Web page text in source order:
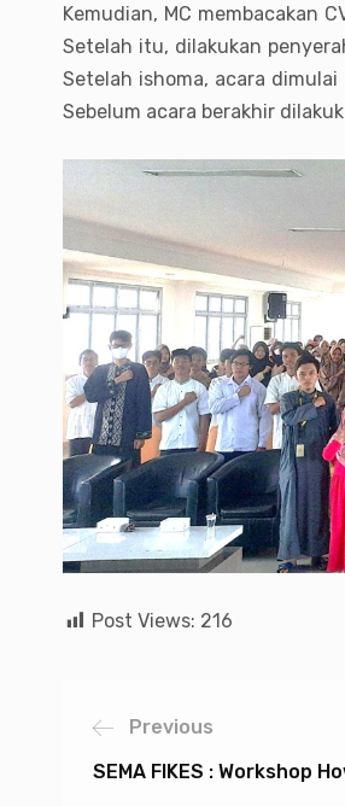
Kemudian, MC membacakan
Setelah itu, dilakukan
Setelah ishoma, acara dimulai
Sebelum acara berakhir
Post Views: 216
Previous
SEMA FIKES : Workshop